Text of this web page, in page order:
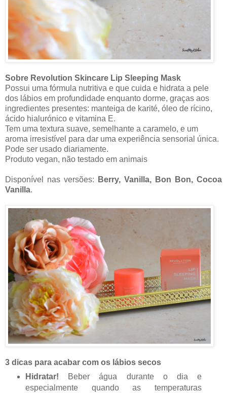
Sobre Revolution Skincare Lip Sleeping Mask
Possui uma fórmula nutritiva e que cuida e hidrata a pele
dos lábios em profundidade enquanto dorme, graças aos
ingredientes presentes: manteiga de karité, óleo de rícino,
ácido hialurónico e vitamina E.
Tem uma textura suave, semelhante a caramelo, e um
aroma irresistível para dar uma experiência sensorial única.
Pode ser usado diariamente.
Produto vegan, não testado em animais
Disponível nas versões:
Berry, Vanilla, Bon Bon, Cocoa
Vanilla.
3 dicas para acabar com os lábios secos
Hidratar! Beber água durante o dia e
especialmente quando as temperaturas